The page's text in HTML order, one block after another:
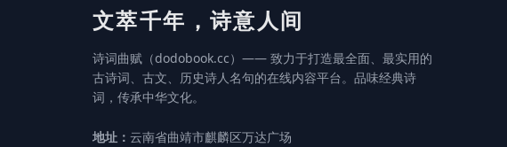
不能复加，遽裂之，曰：“笙歌
易曰：“乐天所谓能全其名者”！
杨汝士曾“压倒元白”
文萃千年，诗意人间
诗词曲赋（dodobook.cc）—— 致力于打造最全面、最实用的
古诗词、古文、历史诗人名句的在线内容平台。品味经典诗
词，传承中华文化。
地址： 云南省曲靖市麒麟区万达广场